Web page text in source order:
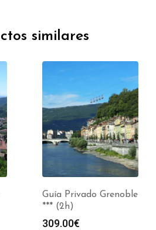
similares
Guía Privado Grenoble
*** (2h)
309.00€